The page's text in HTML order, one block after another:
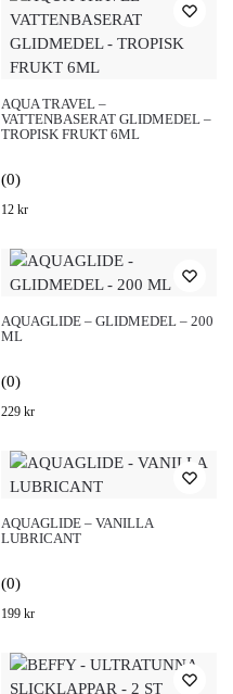
AQUA TRAVEL –
VATTENBASERAT GLIDMEDEL –
TROPISK FRUKT 6ML
(0)
12 kr
AQUAGLIDE – GLIDMEDEL – 200
ML
(0)
229 kr
AQUAGLIDE – VANILLA
LUBRICANT
(0)
199 kr